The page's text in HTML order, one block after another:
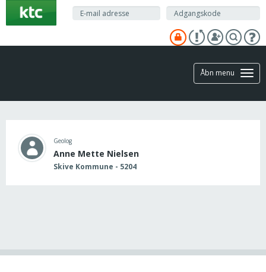
hovedindhold
Åbn menu
Geolog
Anne Mette Nielsen
Skive Kommune - 5204